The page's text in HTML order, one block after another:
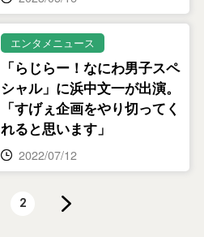
エンタメニュース
「らじらー！なにわ男子スペ
シャル」に浜中文一が出演。
「すげぇ企画をやり切ってく
れると思います」
2022/07/12
2